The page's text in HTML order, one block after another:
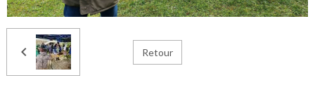
Retour